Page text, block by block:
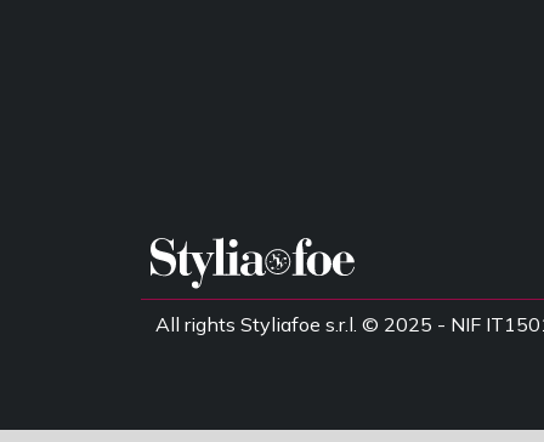
All rights Styliafoe s.r.l. © 2025 - NIF